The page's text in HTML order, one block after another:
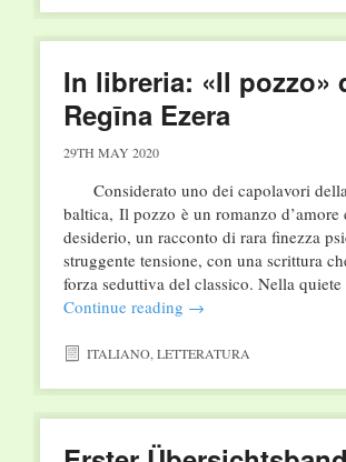
In libreria: «Il pozzo»
Regīna Ezera
29TH MAY 2020
Considerato uno dei capolavori
baltica, Il pozzo è un romanzo d’amore
desiderio, un racconto di rara finezza
struggente tensione, con una scrittura
forza seduttiva del classico. Nella
Continue reading →
ITALIANO,LETTERATURA